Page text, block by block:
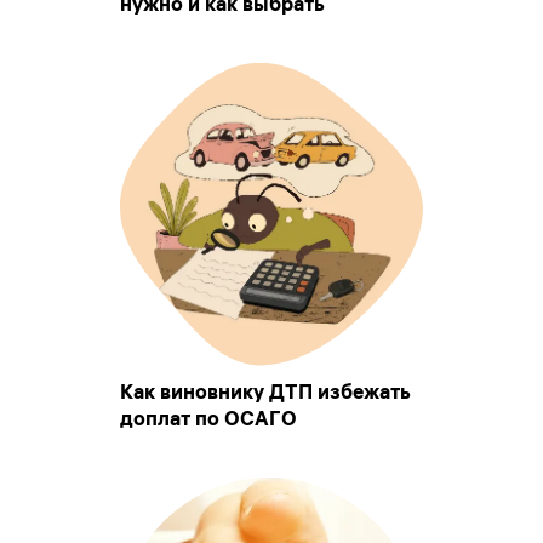
Как виновнику ДТП избежать
доплат по ОСАГО